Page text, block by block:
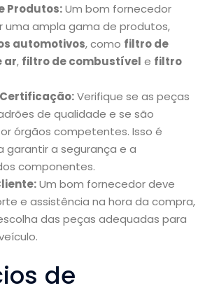
Produtos:Um bom fornecedor
uma ampla gama de produtos,
automotivos, como filtro de
ar, filtro de combustível e filtro
Verifique se as peças
de qualidade e se são
órgãos competentes. Isso é
garantir a segurança e a
componentes.
Um bom fornecedor deve
e assistência na hora da compra,
das peças adequadas para
de